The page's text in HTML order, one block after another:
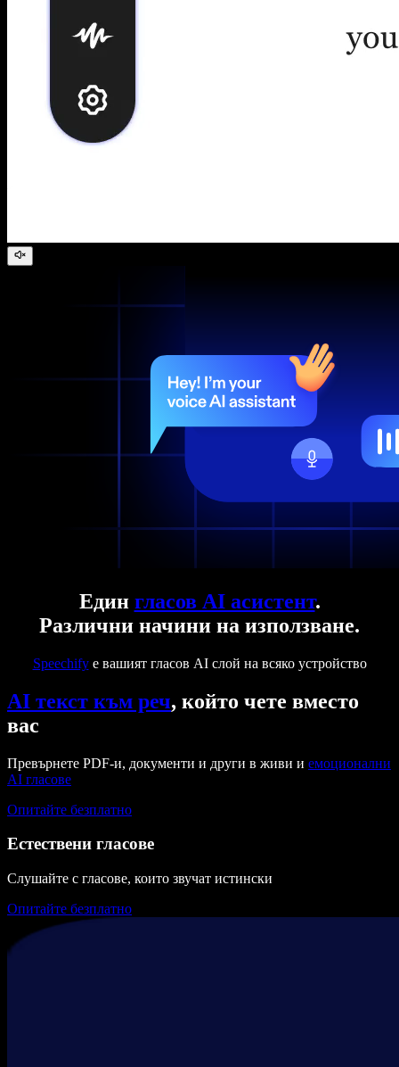
Един гласов AI асистент.
Различни начини на използване.
Speechifyе вашият гласов AI слой на всяко устройство
AI текст към реч, който чете вместо
вас
Превърнете PDF-и, документи и други в живи и емоционални
AI гласове
Опитайте безплатно
Естествени гласове
Слушайте с гласове, които звучат истински
Опитайте безплатно